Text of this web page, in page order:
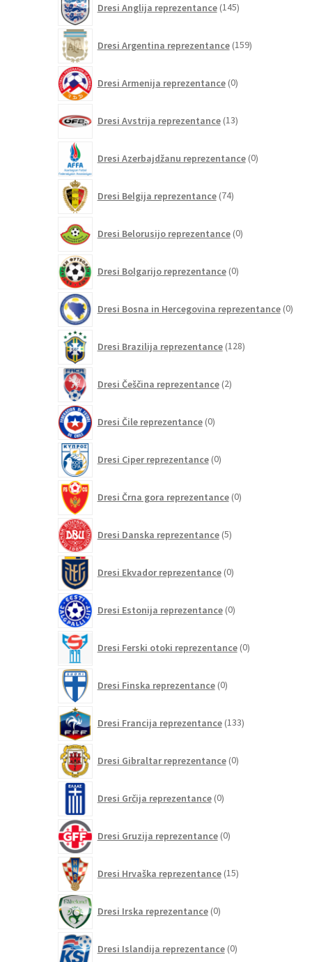
Dresi Anglija reprezentance 145izdelkov
Dresi Argentina reprezentance 159izdelkov
Dresi Armenija reprezentance 0izdelkov
Dresi Avstrija reprezentance 13izdelkov
Dresi Azerbajdžanu reprezentance 0izdelkov
Dresi Belgija reprezentance 74izdelkov
Dresi Belorusijo reprezentance 0izdelkov
Dresi Bolgarijo reprezentance 0izdelkov
Dresi Bosna in Hercegovina reprezentance 0
Dresi Brazilija reprezentance 128izdelkov
Dresi Češčina reprezentance 2izdelka
Dresi Čile reprezentance 0izdelkov
Dresi Ciper reprezentance 0izdelkov
Dresi Črna gora reprezentance 0izdelkov
Dresi Danska reprezentance 5izdelkov
Dresi Ekvador reprezentance 0izdelkov
Dresi Estonija reprezentance 0izdelkov
Dresi Ferski otoki reprezentance 0izdelkov
Dresi Finska reprezentance 0izdelkov
Dresi Francija reprezentance 133izdelkov
Dresi Gibraltar reprezentance 0izdelkov
Dresi Grčija reprezentance 0izdelkov
Dresi Gruzija reprezentance 0izdelkov
Dresi Hrvaška reprezentance 15izdelkov
Dresi Irska reprezentance 0izdelkov
Dresi Islandija reprezentance 0izdelkov